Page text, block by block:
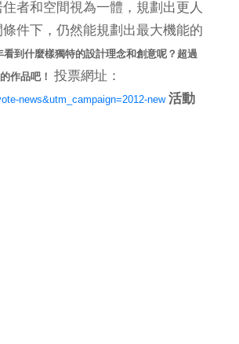
者和空間視為一體，規劃出更人
件下，仍然能規劃出最大機能的
看到什麼樣獨特的設計理念和創意呢？超過
作品吧！ 投票網址：
news&utm_campaign=2012-new 活動